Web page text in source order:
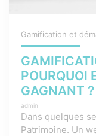
Gamification et
POURQUOI
GAGNANT ?
admin
Dans quelques
Patrimoine. Un